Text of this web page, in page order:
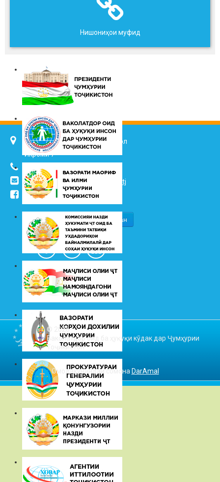
Нишониҳои муфид
734025, ш. Душанбе, кӯч. Ҷалол
Икромӣ 7
(+992 37) 2217352
info@vhk.tj
info@ombudsman.tj
/kudakon
© 2026
Ваколатдор оид ба ҳуқуқи кӯдак дар Ҷумҳурии
Тоҷикистон
Омодакунандаи сомона DarAmal